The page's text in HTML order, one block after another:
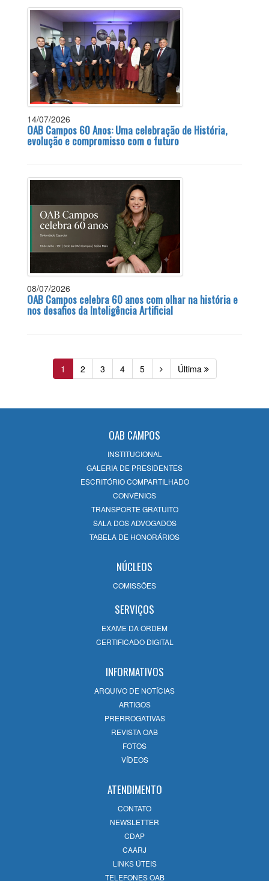
14/07/2026
OAB Campos 60 Anos: Uma celebração de História,
evolução e compromisso com o futuro
08/07/2026
OAB Campos celebra 60 anos com olhar na história e
nos desafios da Inteligência Artificial
1 2 3 4 5 Última
OAB CAMPOS
INSTITUCIONAL
GALERIA DE PRESIDENTES
ESCRITÓRIO COMPARTILHADO
CONVÊNIOS
TRANSPORTE GRATUITO
SALA DOS ADVOGADOS
TABELA DE HONORÁRIOS
NÚCLEOS
COMISSÕES
SERVIÇOS
EXAME DA ORDEM
CERTIFICADO DIGITAL
INFORMATIVOS
ARQUIVO DE NOTÍCIAS
ARTIGOS
PRERROGATIVAS
REVISTA OAB
FOTOS
VÍDEOS
ATENDIMENTO
CONTATO
NEWSLETTER
CDAP
CAARJ
LINKS ÚTEIS
TELEFONES OAB